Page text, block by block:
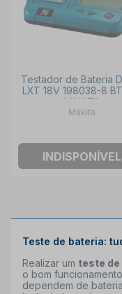
Testador de Bateria
LXT 18V 198038-8
MAKITA
Makita
INDISPONÍVEL
Teste de bateria:
Realizar um teste
o bom
dependem de